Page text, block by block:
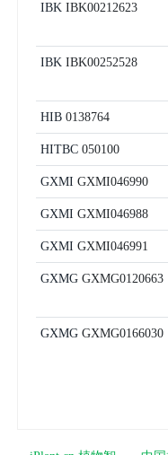
IBK IBK00212623
IBK IBK00252528
HIB 0138764
HITBC 050100
GXMI GXMI046990
GXMI GXMI046988
GXMI GXMI046991
GXMG GXMG0120663
GXMG GXMG0166030